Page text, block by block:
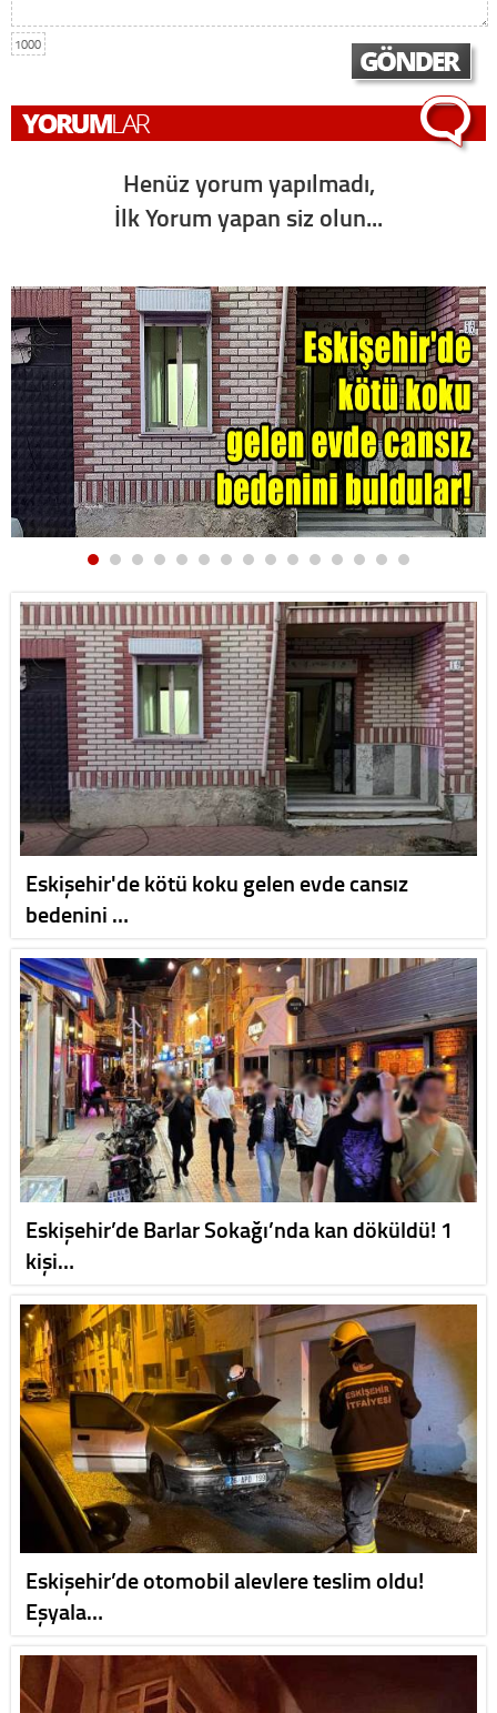
1000
Henüz yorum yapılmadı,
İlk Yorum yapan siz olun...
Eskişehir'de kötü koku gelen evde cansız
bedenini …
Eskişehir’de Barlar Sokağı’nda kan döküldü! 1
kişi…
Eskişehir’de otomobil alevlere teslim oldu!
Eşyala…